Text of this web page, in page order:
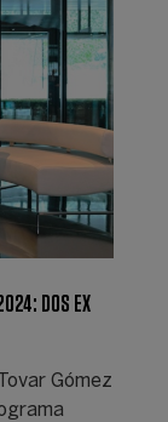
DOS EX
Gómez